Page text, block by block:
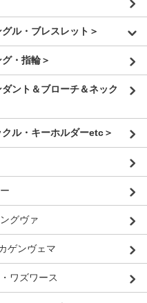
ル・ブレスレット＞
・指輪＞
ント＆ブローチ＆ネック
ル・キーホルダーetc＞
グヴァ
ゲンヴェマ
ワズワース